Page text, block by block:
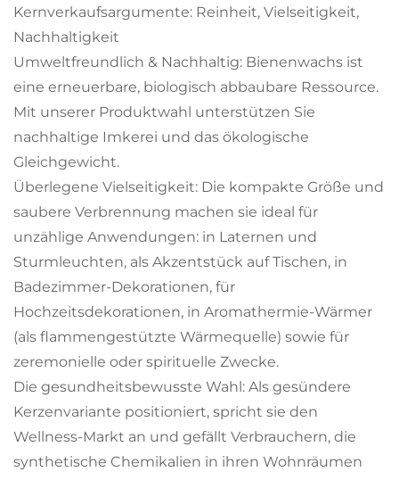
Kernverkaufsargumente: Reinheit, Vielseitigkeit,
Nachhaltigkeit
Umweltfreundlich & Nachhaltig: Bienenwachs ist
eine erneuerbare, biologisch abbaubare Ressource.
Mit unserer Produktwahl unterstützen Sie
nachhaltige Imkerei und das ökologische
Gleichgewicht.
Überlegene Vielseitigkeit: Die kompakte Größe und
saubere Verbrennung machen sie ideal für
unzählige Anwendungen: in Laternen und
Sturmleuchten, als Akzentstück auf Tischen, in
Badezimmer-Dekorationen, für
Hochzeitsdekorationen, in Aromathermie-Wärmer
(als flammengestützte Wärmequelle) sowie für
zeremonielle oder spirituelle Zwecke.
Die gesundheitsbewusste Wahl: Als gesündere
Kerzenvariante positioniert, spricht sie den
Wellness-Markt an und gefällt Verbrauchern, die
synthetische Chemikalien in ihren Wohnräumen